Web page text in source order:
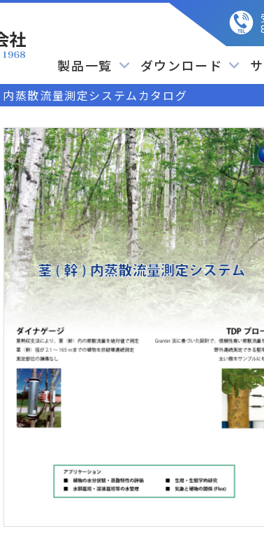
製品一覧 ダウンロード
蒸散流量測定システムカタログ